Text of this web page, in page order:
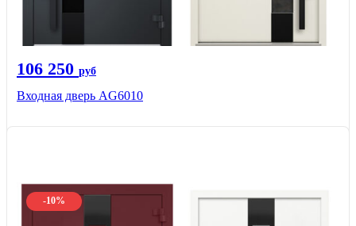
106 250 руб
Входная дверь AG6010
-10%